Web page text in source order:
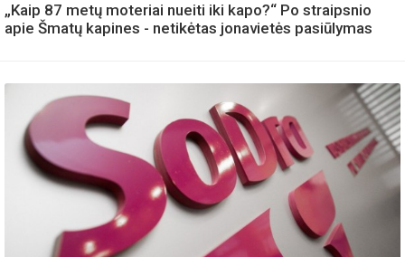
„Kaip 87 metų moteriai nueiti iki kapo?“ Po straipsnio
apie Šmatų kapines - netikėtas jonavietės pasiūlymas